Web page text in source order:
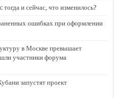
и сейчас, что изменилось?
ошибках при оформлении
в Москве превышает
участники форума
запустят проект